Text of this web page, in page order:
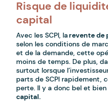
Risque de
capital
Avec les SCPI, larevente de
selon les conditions de
et de la demande, cette
moins de temps. De plus,
surtout lorsque
parts de SCPI rapidement,
perte. Il y a donc bel et
capital.